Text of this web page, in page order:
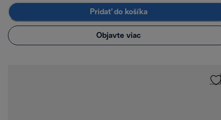
Pridať do košíka
Objavte viac